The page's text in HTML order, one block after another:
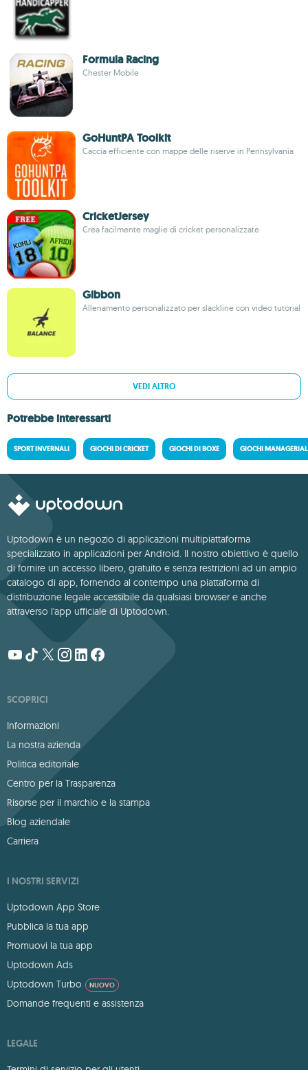
Formula Racing
Chester Mobile
GoHuntPA Toolkit
Caccia efficiente con mappe delle riserve in Pennsylvania
CricketJersey
Crea facilmente maglie di cricket personalizzate
Gibbon
Allenamento personalizzato per slackline con video tutorial
VEDI ALTRO
Potrebbe interessarti
SPORT INVERNALI GIOCHI DI CRICKET GIOCHI DI BOXE GIOCHI
Uptodown è un negozio di applicazioni multipiattaforma
specializzato in applicazioni per Android. Il nostro obiettivo è quello
di fornire un accesso libero, gratuito e senza restrizioni ad un ampio
catalogo di app, fornendo al contempo una piattaforma di
distribuzione legale accessibile da qualsiasi browser e anche
attraverso l'app ufficiale di Uptodown.
SCOPRICI
Informazioni
La nostra azienda
Politica editoriale
Centro per la Trasparenza
Risorse per il marchio e la stampa
Blog aziendale
Carriera
I NOSTRI SERVIZI
Uptodown App Store
Pubblica la tua app
Promuovi la tua app
Uptodown Ads
Uptodown Turbo
NUOVO
Domande frequenti e assistenza
LEGALE